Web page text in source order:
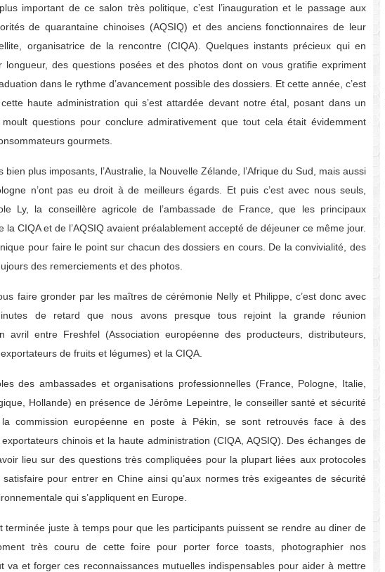
important de ce salon très politique, c’est l’inauguration et le passage aux
de quarantaine chinoises (AQSIQ) et des anciens fonctionnaires de leur
organisatrice de la rencontre (CIQA). Quelques instants précieux qui en
longueur, des questions posées et des photos dont on vous gratifie expriment
dans le rythme d’avancement possible des dossiers. Et cette année, c’est
haute administration qui s’est attardée devant notre étal, posant dans un
questions pour conclure admirativement que tout cela était évidemment
gourmets.
bien plus imposants, l’Australie, la Nouvelle Zélande, l’Afrique du Sud, mais aussi
n’ont pas eu droit à de meilleurs égards. Et puis c’est avec nous seuls,
Ly, la conseillère agricole de l’ambassade de France, que les principaux
la CIQA et de l’AQSIQ avaient préalablement accepté de déjeuner ce même jour.
pour faire le point sur chacun des dossiers en cours. De la convivialité, des
des remerciements et des photos.
faire gronder par les maîtres de cérémonie Nelly et Philippe, c’est donc avec
de retard que nous avons presque tous rejoint la grande réunion
avril entre Freshfel (Association européenne des producteurs, distributeurs,
de fruits et légumes) et la CIQA.
des ambassades et organisations professionnelles (France, Pologne, Italie,
Hollande) en présence de Jérôme Lepeintre, le conseiller santé et sécurité
commission européenne en poste à Pékin, se sont retrouvés face à des
chinois et la haute administration (CIQA, AQSIQ). Des échanges de
lieu sur des questions très compliquées pour la plupart liées aux protocoles
pour entrer en Chine ainsi qu’aux normes très exigeantes de sécurité
qui s’appliquent en Europe.
terminée juste à temps pour que les participants puissent se rendre au diner de
très couru de cette foire pour porter force toasts, photographier nos
va et forger ces reconnaissances mutuelles indispensables pour aider à mettre